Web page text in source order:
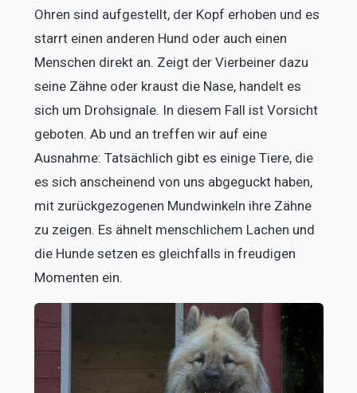
Ohren sind aufgestellt, der Kopf erhoben und es
starrt einen anderen Hund oder auch einen
Menschen direkt an. Zeigt der Vierbeiner dazu
seine Zähne oder kraust die Nase, handelt es
sich um Drohsignale. In diesem Fall ist Vorsicht
geboten. Ab und an treffen wir auf eine
Ausnahme: Tatsächlich gibt es einige Tiere, die
es sich anscheinend von uns abgeguckt haben,
mit zurückgezogenen Mundwinkeln ihre Zähne
zu zeigen. Es ähnelt menschlichem Lachen und
die Hunde setzen es gleichfalls in freudigen
Momenten ein.